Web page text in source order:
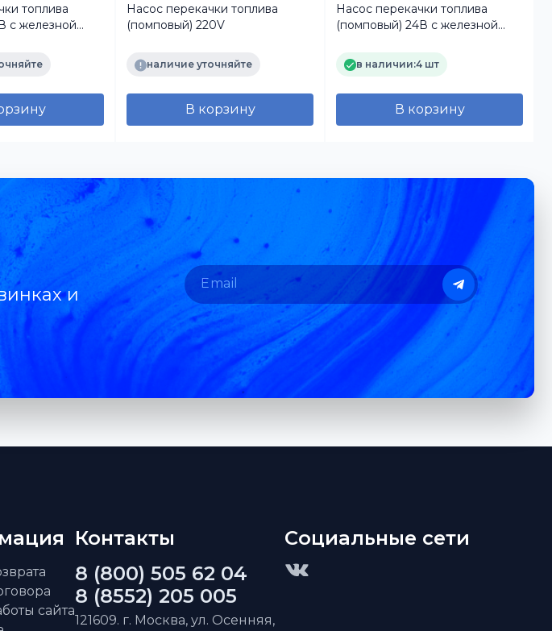
топлива
с железной
Насос перекачки топлива
(помповый) 220V
наличие уточняйте
В корзину
Насос перекачки топлива
(помповый) 24В с железной
в наличии:4 шт
В корзину
и
сайта
Контакты
8 (800) 505 62 04
8 (8552) 205 005
121609. г. Москва, ул. Осенняя,
Социальные сети